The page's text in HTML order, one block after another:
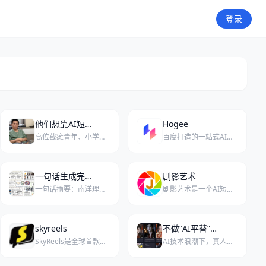
登录
他们想靠AI短剧换个活法
高位截瘫青年、小学辍学的美发师、负债的工厂女工，正用AI短剧改写被边缘化的人生。
Hogee
百度打造的一站式AI短剧与漫剧创作平台，零门槛做爆款！
一句话生成完整短剧，南洋理工团队提出分层Agent框架，AI短剧生产走向标准化
一句话摘要：南洋理工团队提出分层Agent框架，将一句话创意拆解为剧本、视觉、视频等标准化生产环节，推动AI短剧从“玄学试错”走向工业化流水线。
剧影艺术
剧影艺术是一个AI短剧一键创作平台，实现从剧本解析到4K画质增强的全流程自动化。
skyreels
SkyReels是全球首款由昆仑万维发布的AI短剧创作平台。
不做“AI平替”：从IP到人物，真人短剧如何突围？
AI技术浪潮下，真人短剧需坚守情感与创意，避免沦为低成本的AI“平替”，通过深耕IP与人物塑造实现差异化突围。